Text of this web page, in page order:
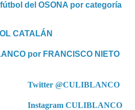
del OSONA por categoría
CATALÁN
por FRANCISCO NIETO
Twitter @CULIBLANCO
Instagram CULIBLANCO